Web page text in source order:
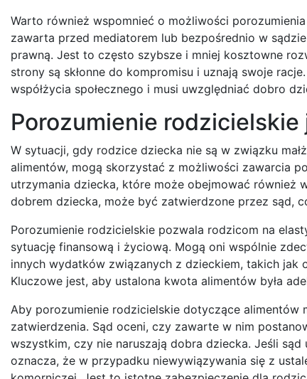
Warto również wspomnieć o możliwości
zawarta przed mediatorem lub bezpośrednio w
prawną. Jest to często szybsze i mniej kosztowne
strony są skłonne do kompromisu i uznają swoje
współżycia społecznego i musi uwzględniać dobro
Porozumienie
W sytuacji, gdy rodzice dziecka nie są w związku
alimentów, mogą skorzystać z możliwości zawarcia
utrzymania dziecka, które może obejmować również
dobrem dziecka, może być zatwierdzone przez sąd,
Porozumienie rodzicielskie pozwala rodzicom na
sytuację finansową i życiową. Mogą oni wspólnie
innych wydatków związanych z dzieckiem, takich
Kluczowe jest, aby ustalona kwota alimentów była
Aby porozumienie rodzicielskie dotyczące alimentów
zatwierdzenia. Sąd oceni, czy zawarte w nim
wszystkim, czy nie naruszają dobra dziecka. Jeśli
oznacza, że w przypadku niewywiązywania się z